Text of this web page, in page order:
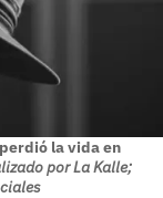
la vida en
por La Kalle;